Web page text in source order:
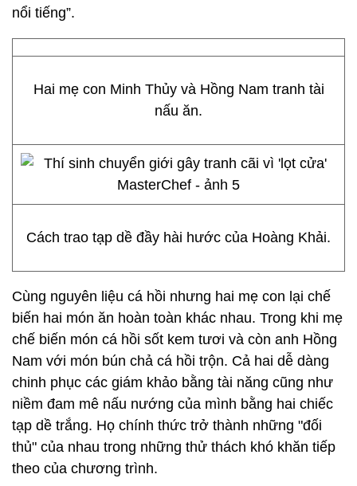
nổi tiếng”.
Hai mẹ con Minh Thủy và Hồng Nam tranh tài
nấu ăn.
Cách trao tạp dề đầy hài hước của Hoàng Khải.
Cùng nguyên liệu cá hồi nhưng hai mẹ con lại chế
biến hai món ăn hoàn toàn khác nhau. Trong khi mẹ
chế biến món cá hồi sốt kem tươi và còn anh Hồng
Nam với món bún chả cá hồi trộn. Cả hai dễ dàng
chinh phục các giám khảo bằng tài năng cũng như
niềm đam mê nấu nướng của mình bằng hai chiếc
tạp dề trắng. Họ chính thức trở thành những "đối
thủ" của nhau trong những thử thách khó khăn tiếp
theo của chương trình.